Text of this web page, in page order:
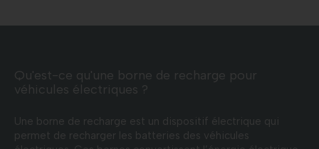
Qu'est-ce qu'une borne de recharge pour
véhicules électriques ?
Une borne de recharge est un dispositif électrique qui
permet de recharger les batteries des véhicules